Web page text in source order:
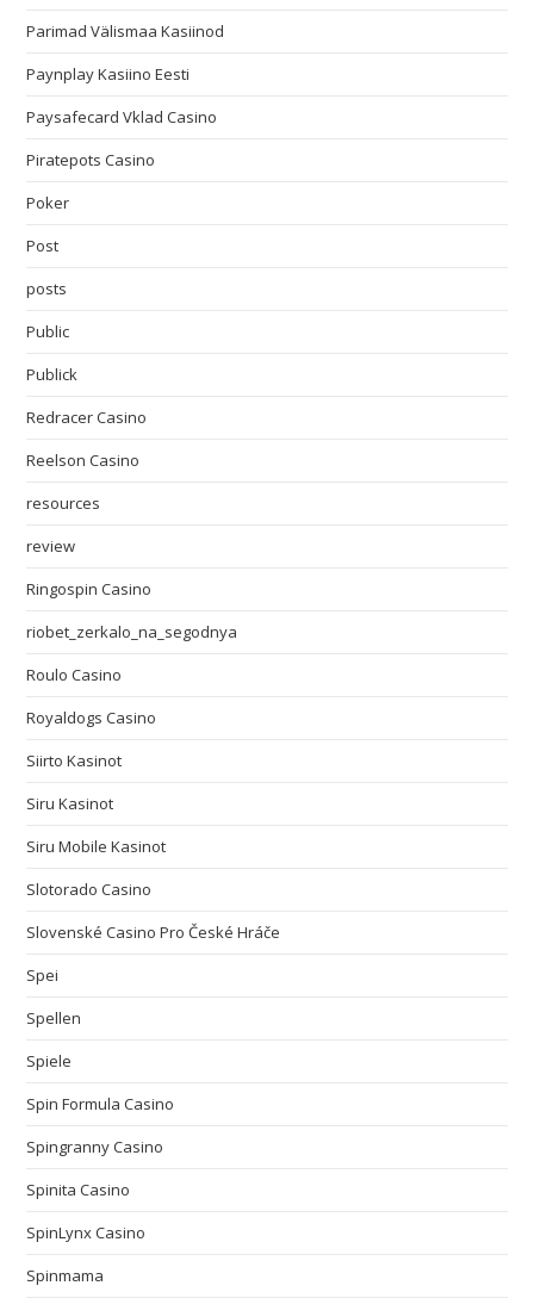
Parimad Välismaa Kasiinod
Paynplay Kasiino Eesti
Paysafecard Vklad Casino
Piratepots Casino
Poker
Post
posts
Public
Publick
Redracer Casino
Reelson Casino
resources
review
Ringospin Casino
riobet_zerkalo_na_segodnya
Roulo Casino
Royaldogs Casino
Siirto Kasinot
Siru Kasinot
Siru Mobile Kasinot
Slotorado Casino
Slovenské Casino Pro České Hráče
Spei
Spellen
Spiele
Spin Formula Casino
Spingranny Casino
Spinita Casino
SpinLynx Casino
Spinmama